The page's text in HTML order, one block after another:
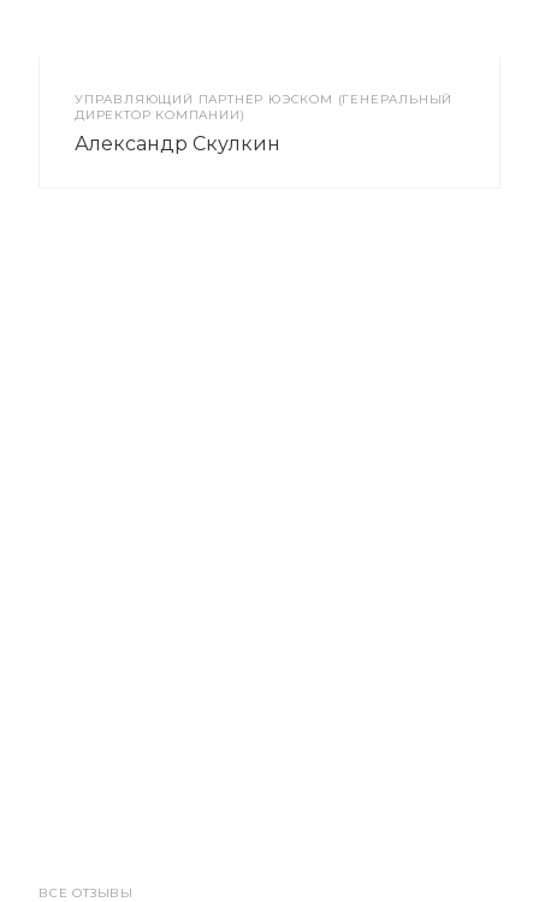
УПРАВЛЯЮЩИЙ ПАРТНЁР ЮЭСКОМ (ГЕНЕРАЛЬНЫЙ
ДИРЕКТОР КОМПАНИИ)
Александр Скулкин
ВСЕ ОТЗЫВЫ